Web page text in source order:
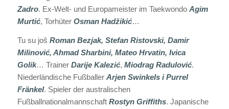
Zadro. Ex-Welt- und Europameister im Taekwondo Agim
Murtić, Torhüter Osman Hadžikić…
Tu su još Roman Bezjak, Stefan Ristovski, Damir
Milinović, Ahmad Sharbini, Mateo Hrvatin, Ivica
Golik… Trainer Darije Kalezić, Miodrag Radulović.
Niederländische Fußballer Arjen Swinkels i Purrel
Fränkel. Spieler der australischen
Fußballnationalmannschaft Rostyn Griffiths. Japanische